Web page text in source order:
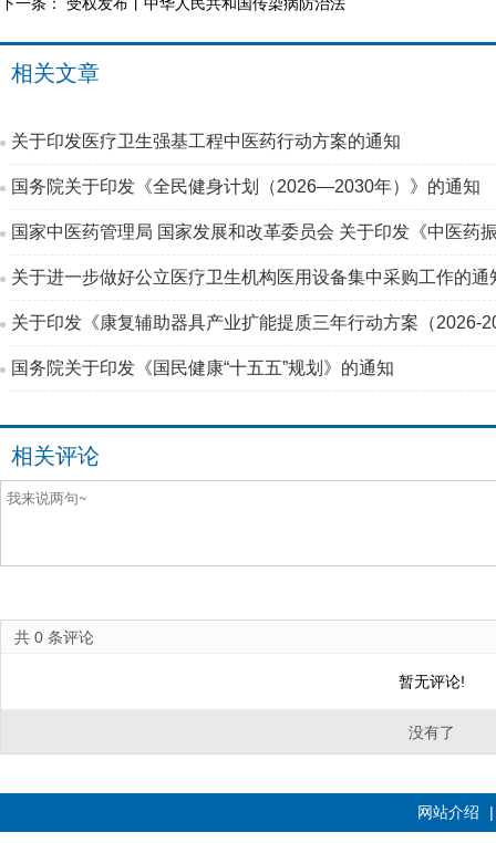
相关文章
关于印发医疗卫生强基工程中医药行动方案的通知
国务院关于印发《全民健身计划（2026—2030年）》的通知
国家中医药管理局 国家发展和改革委员会 关于印发《中医药
关于进一步做好公立医疗卫生机构医用设备集中采购工作的通
关于印发《康复辅助器具产业扩能提质三年行动方案（2026-
国务院关于印发《国民健康“十五五”规划》的通知
相关评论
共 0 条评论
暂无评论!
没有了
网站介绍